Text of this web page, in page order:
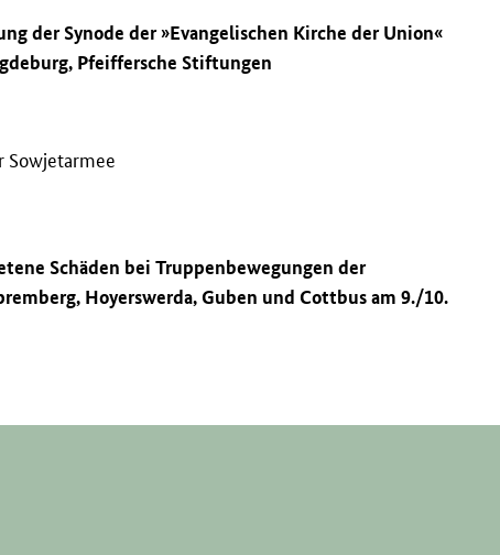
der Synode der »Evangelischen Kirche der Union«
Pfeiffersche Stiftungen
Sowjetarmee
Schäden bei Truppenbewegungen der
Hoyerswerda, Guben und Cottbus am 9./10.